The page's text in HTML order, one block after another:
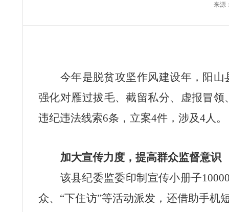
来源
今年是脱贫攻坚作风建设年，阳山
强化对雁过拔毛、截留私分、虚报冒
违纪违法线索6条，立案4件，涉及4人。
加大宣传力度，提高群众监督意识
该县纪委监委印制宣传小册子
众、“下住访”等活动派发，还借助手机